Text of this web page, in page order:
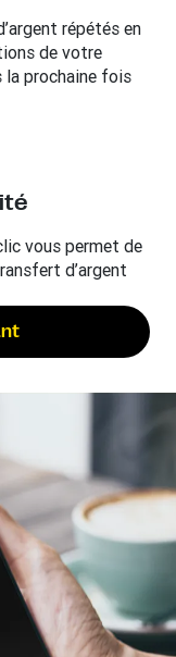
répétés en
de votre
la prochaine fois
vous permet de
d’argent